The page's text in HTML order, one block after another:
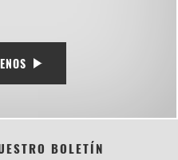
BOLETÍN